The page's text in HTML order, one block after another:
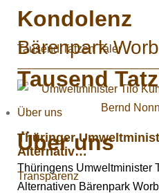
Kondolenz
Tausend Tatzen Taler
Tausend
Über uns
Über uns
Transparenz
Bärenpark
Thüringer
Alternativ…
Thüringens Umweltminister
Alternativen Bärenpark